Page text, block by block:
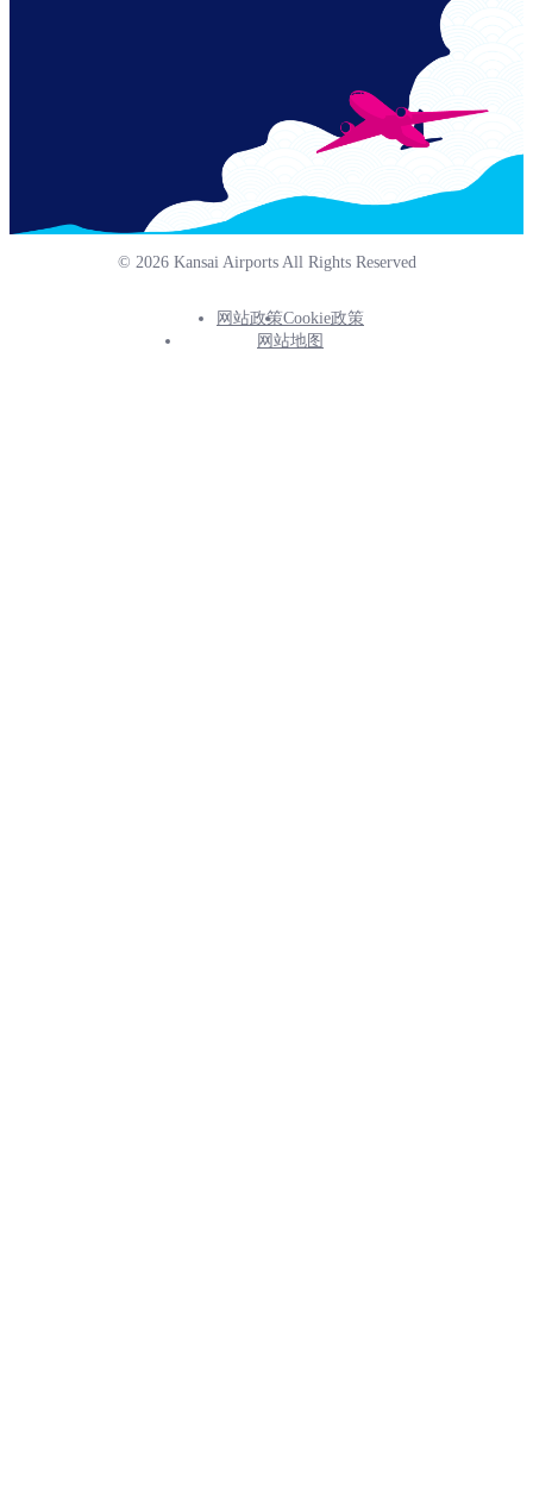
© 2026 Kansai Airports All Rights Reserved
Footer
网站政策Cookie政策
网站地图